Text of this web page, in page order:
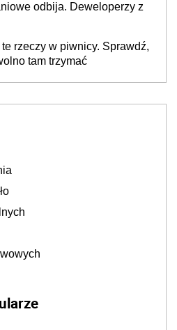
odbija. Deweloperzy z
te rzeczy w piwnicy. Sprawdź,
tam trzymać